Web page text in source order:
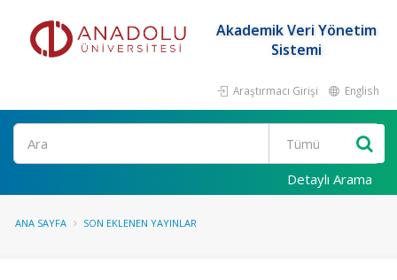
Akademik Veri Yönetim
Sistemi
Araştırmacı Girişi English
Ara
Detaylı Arama
ANA SAYFA SON EKLENEN YAYINLAR